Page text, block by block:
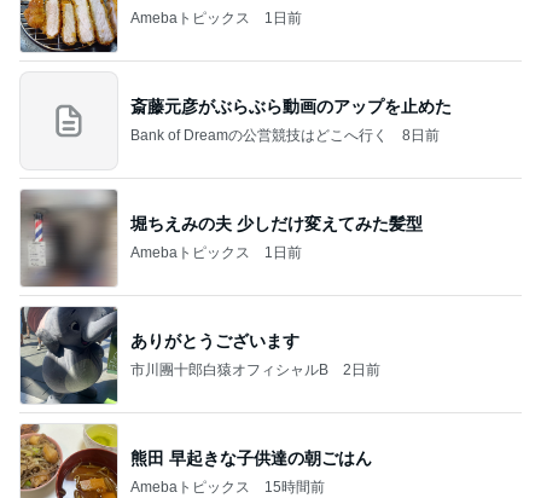
Amebaトピックス 1日前
斎藤元彦がぶらぶら動画のアップを止めた
Bank of Dreamの公営競技はどこへ行く 8日前
堀ちえみの夫 少しだけ変えてみた髪型
Amebaトピックス 1日前
ありがとうございます
市川團十郎白猿オフィシャルB 2日前
熊田 早起きな子供達の朝ごはん
Amebaトピックス 15時間前